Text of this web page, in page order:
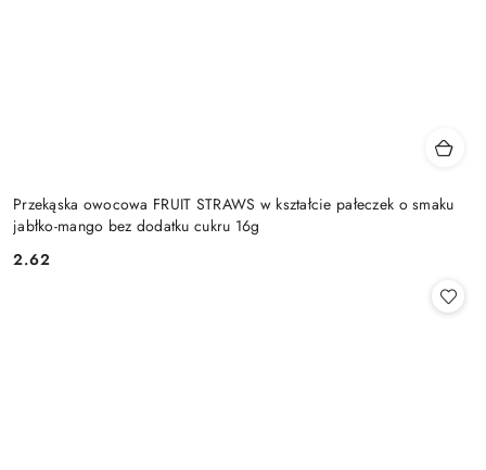
Przekąska owocowa FRUIT STRAWS w kształcie pałeczek o smaku
jabłko-mango bez dodatku cukru 16g
Cena:
2.62